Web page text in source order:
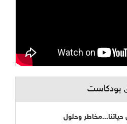
بودكاست
حياتنا...مخاطر وحلول